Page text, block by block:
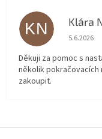
KN Klára
5.6.2026
Děkuji za pomoc s
několik
zakoupit.